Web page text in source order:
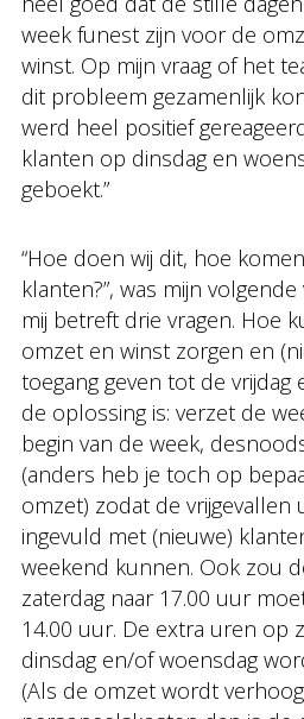
week funest zijn voor de
winst. Op mijn vraag of het
dit probleem gezamenlijk
werd heel positief
klanten op dinsdag en
geboekt.”
“Hoe doen wij dit, hoe
klanten?”, was mijn
mij betreft drie vragen. Hoe
omzet en winst zorgen en
toegang geven tot de vrijdag
de oplossing is: verzet de
begin van de week,
(anders heb je toch op
omzet) zodat de
ingevuld met (nieuwe)
weekend kunnen. Ook zou
zaterdag naar 17.00 uur
14.00 uur. De extra uren op
dinsdag en/of woensdag
(Als de omzet wordt